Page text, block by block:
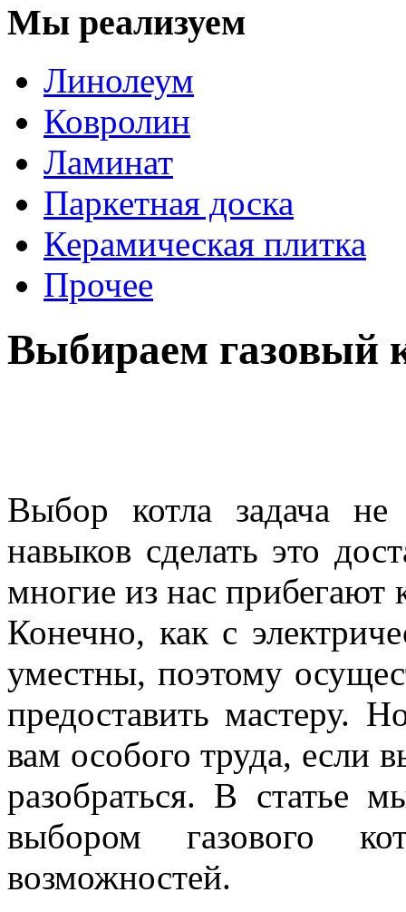
Мы реализуем
Линолеум
Ковролин
Ламинат
Паркетная доска
Керамическая плитка
Прочее
Выбираем газовый
Выбор котла задача
навыков сделать это
многие из нас прибегают
Конечно, как с
уместны, поэтому
предоставить мастеру.
вам особого труда, если
разобраться. В статье
выбором газового
возможностей.